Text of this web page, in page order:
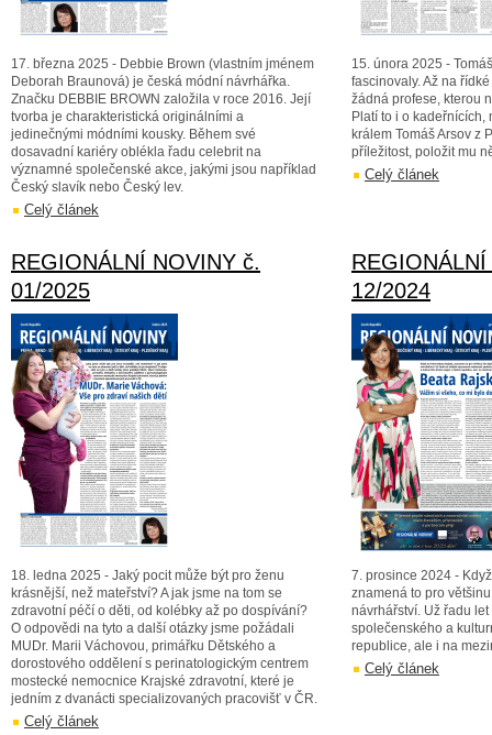
17. března 2025 - Debbie Brown (vlastním jménem
Deborah Braunová) je česká módní návrhářka.
Značku DEBBIE BROWN založila v roce 2016. Její
tvorba je charakteristická originálními a
jedinečnými módními kousky. Během své
dosavadní kariéry oblékla řadu celebrit na
významné společenské akce, jakými jsou například
Český slavík nebo Český lev.
Celý článek
15. února 2025 -
fascinovaly. Až na
žádná profese, kterou
Platí to i o kadeřnících,
králem Tomáš Arsov z
příležitost, položit mu
Celý článek
REGIONÁLNÍ NOVINY č.
01/2025
18. ledna 2025 - Jaký pocit může být pro ženu
krásnější, než mateřství? A jak jsme na tom se
zdravotní péčí o děti, od kolébky až po dospívání?
O odpovědi na tyto a další otázky jsme požádali
MUDr. Marii Váchovou, primářku Dětského a
dorostového oddělení s perinatologickým centrem
mostecké nemocnice Krajské zdravotní, které je
jedním z dvanácti specializovaných pracovišť v ČR.
Celý článek
12/2024
7. prosince 2024 -
znamená to pro
návrhářství. Už řadu
společenského a
republice, ale i na
Celý článek